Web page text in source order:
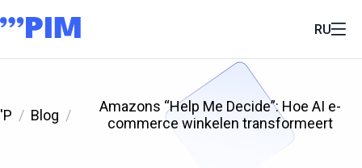
RU
'P Blog
Amazons “Help Me Decide”: Hoe AI e-
commerce winkelen transformeert